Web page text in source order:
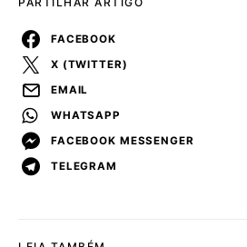
FACEBOOK
X (TWITTER)
EMAIL
WHATSAPP
FACEBOOK MESSENGER
TELEGRAM